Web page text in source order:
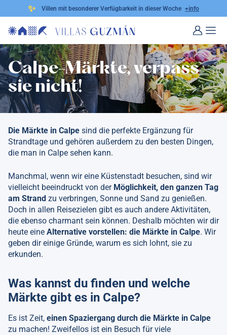
✨ Villen mit besonderer Verfügbarkeit in dieser Woche +info
Calpe-Märkte, verpass
sie nicht!
Die Märkte in Calpe sind die perfekte Ergänzung für
Strandtage und gehören außerdem zu den besten Dingen,
die man in Calpe sehen kann.
Manchmal, wenn wir eine Küstenstadt besuchen, sind wir
vielleicht beeindruckt von der Möglichkeit, den ganzen Tag
am Strand zu verbringen, Sonne und Sand zu genießen.
Doch in allen Reisezielen gibt es auch andere Aktivitäten,
die ebenso charmant sein können. Deshalb möchten wir dir
heute eine Alternative vorstellen: die Märkte in Calpe. Wir
geben dir einige Gründe, warum es sich lohnt, sie zu
erkunden.
Was kannst du finden und welche
Märkte gibt es in Calpe?
Es ist Zeit, einen Spaziergang durch die Märkte in Calpe
zu machen! Zweifellos ist ein Besuch für viele